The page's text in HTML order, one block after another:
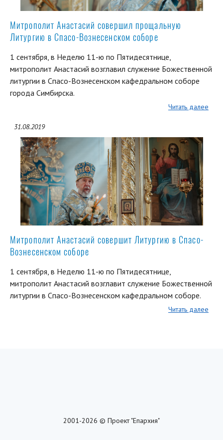
Митрополит Анастасий совершил прощальную
Литургию в Спасо-Вознесенском соборе
1 сентября, в Неделю 11-ю по Пятидесятнице,
митрополит Анастасий возглавил служение Божественной
литургии в Спасо-Вознесенском кафедральном соборе
города Симбирска.
Читать далее
31.08.2019
Митрополит Анастасий совершит Литургию в Спасо-
Вознесенском соборе
1 сентября, в Неделю 11-ю по Пятидесятнице,
митрополит Анастасий возглавит служение Божественной
литургии в Спасо-Вознесенском кафедральном соборе.
Читать далее
2001-2026 © Проект "Епархия"